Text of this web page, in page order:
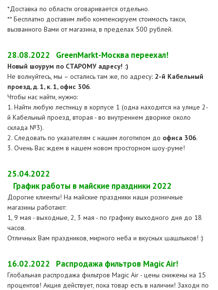
*Доставка по области оговаривается отдельно.
** Бесплатно доставим либо компенсируем стоимость такси,
вызванного Вами от магазина, в пределах 500 рублей.
28.08.2022 GreenMarkt-Москва переехал!
Новый шоурум по СТАРОМУ адресу! :)
Не волнуйтесь, мы – остались там же, по адресу: 2-й Кабельный
проезд, д. 1, к. 1, офис 306.
Чтобы нас найти, нужно:
1. Найти любую лестницу в корпусе 1 (одна находится на улице 2-
й Кабельный проезд, вторая - во внутреннем дворике около
склада №3).
2. Следовать по указателям с нашим логотипом до офиса 306.
3. Очень Вас ждем в нашем новом просторном шоу-руме!
25.04.2022
График работы в майские праздники 2022
Дорогие клиенты! На майские праздники наши розничные
магазины работают:
1, 9 мая - выходные, 2, 3 мая - по графику выходного дня до 18
часов.
Отличных Вам праздников, мирного неба и вкусных шашлыков! :)
16.02.2022 Распродажа фильтров Magic Air!
Глобальная распродажа фильтров Magic Air - цены снижены на 15
процентов! Акция действует, пока товар есть в наличии! Заходи по